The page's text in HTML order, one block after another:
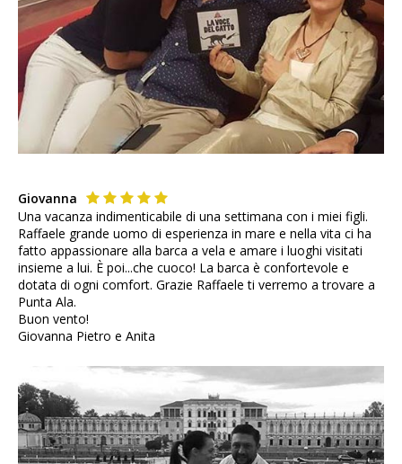
Giovanna
Una vacanza indimenticabile di una settimana con i miei figli.
Raffaele grande uomo di esperienza in mare e nella vita ci ha
fatto appassionare alla barca a vela e amare i luoghi visitati
insieme a lui. È poi...che cuoco! La barca è confortevole e
dotata di ogni comfort. Grazie Raffaele ti verremo a trovare a
Punta Ala.
Buon vento!
Giovanna Pietro e Anita